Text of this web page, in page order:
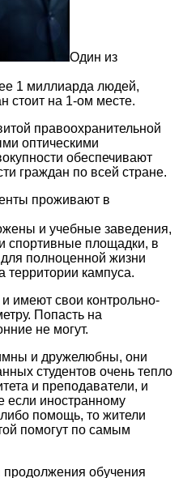
Один из
1 миллиарда людей,
стоит на 1-ом месте.
правоохранительной
оптическими
обеспечивают
граждан по всей стране.
проживают в
и учебные заведения,
спортивные площадки, в
полноценной жизни
территории кампуса.
имеют свои контрольно-
Попасть на
не могут.
и дружелюбны, они
студентов очень тепло
и преподаватели, и
если иностранному
помощь, то жители
помогут по самым
обучения